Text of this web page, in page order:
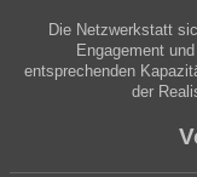
Die Netzwerkstatt
Engagement
entsprechenden
der